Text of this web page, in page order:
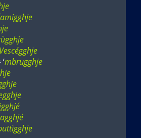
Vescégghje
mbrugghje